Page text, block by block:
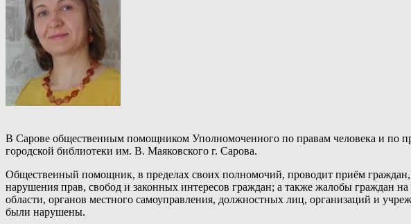
В Сарове общественным помощником Уполномоченного по правам человека и по
городской библиотеки им. В. Маяковского г. Сарова.
Общественный помощник, в пределах своих полномочий, проводит приём
нарушения прав, свобод и законных интересов граждан; а также жалобы граждан
области, органов местного самоуправления, должностных лиц, организаций и
были нарушены.